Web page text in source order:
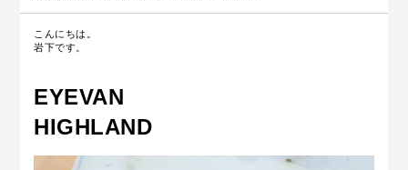
こんにちは。
岩下です。
EYEVAN
HIGHLAND